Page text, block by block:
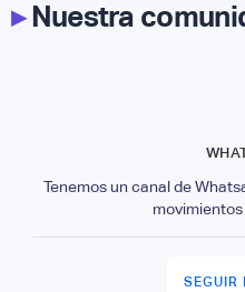
▸Nuestra
Tenemos un canal de
movimientos
SEGUIR